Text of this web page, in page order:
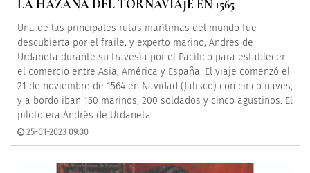
LA HAZAÑA DEL TORNAVIAJE EN 1565
Una de las principales rutas marítimas del mundo fue
descubierta por el fraile, y experto marino, Andrés de
Urdaneta durante su travesía por el Pacífico para establecer
el comercio entre Asia, América y España. El viaje comenzó el
21 de noviembre de 1564 en Navidad (Jalisco) con cinco naves,
y a bordo iban 150 marinos, 200 soldados y cinco agustinos. El
piloto era Andrés de Urdaneta.
25-01-2023 09:00